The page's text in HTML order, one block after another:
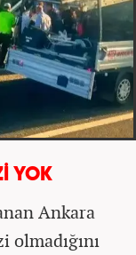
YOK
Ankara